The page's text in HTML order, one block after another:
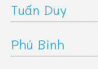
Tuấn Duy
Phú Bình